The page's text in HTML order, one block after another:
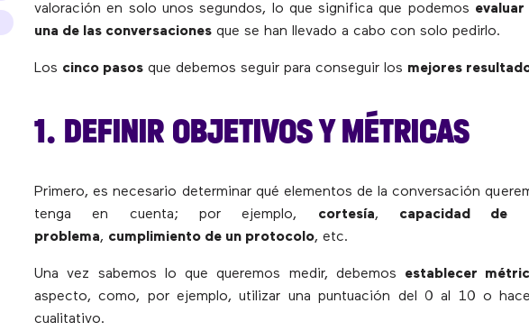
valoración en solo unos segundos, lo que significa que podemos
una de las conversaciones que se han llevado a cabo con solo pedirlo.
Los cinco pasos que debemos seguir para conseguir los mejores
1. DEFINIR OBJETIVOS Y MÉTRICAS
Primero, es necesario determinar qué elementos de la conversación
tenga en cuenta; por ejemplo, cortesía, capacidad de
problema, cumplimiento de un protocolo, etc.
Una vez sabemos lo que queremos medir, debemos establecer
aspecto, como, por ejemplo, utilizar una puntuación del 0 al 10 o
cualitativo.